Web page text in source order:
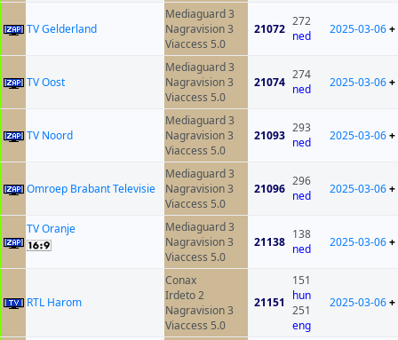
TV Gelderland
Mediaguard 3
Nagravision 3
Viaccess 5.0
21072
272
ned
2025-03-06+
TV Oost
Mediaguard 3
Nagravision 3
Viaccess 5.0
21074
274
ned
2025-03-06+
TV Noord
Mediaguard 3
Nagravision 3
Viaccess 5.0
21093
293
ned
2025-03-06+
Omroep Brabant Televisie
Mediaguard 3
Nagravision 3
Viaccess 5.0
21096
296
ned
2025-03-06+
TV Oranje
Mediaguard 3
Nagravision 3
Viaccess 5.0
21138
138
ned
2025-03-06+
RTL Harom
Conax
Irdeto 2
Nagravision 3
Viaccess 5.0
21151
151
hun
251
eng
2025-03-06+